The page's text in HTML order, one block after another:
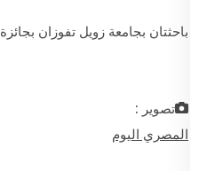
باحثتان بجامعة زويل تفوزان
تصوير :
المصري اليوم